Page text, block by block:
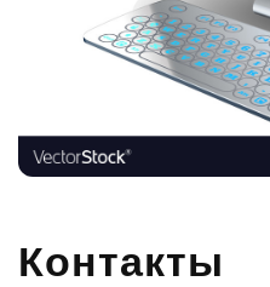
Контакты